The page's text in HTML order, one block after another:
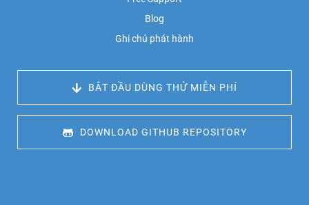
Blog
Ghi chú phát hành
BẮT ĐẦU DÙNG THỬ MIỄN PHÍ
DOWNLOAD GITHUB REPOSITORY